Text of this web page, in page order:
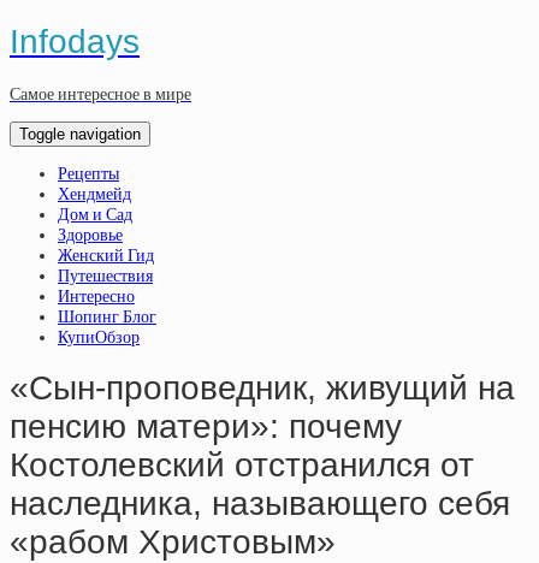
Infodays
Самое интересное в мире
Toggle navigation
Рецепты
Хендмейд
Дом и Сад
Здоровье
Женский Гид
Путешествия
Интересно
Шопинг Блог
КупиОбзор
«Сын-проповедник, живущий на
пенсию матери»: почему
Костолевский отстранился от
наследника, называющего себя
«рабом Христовым»